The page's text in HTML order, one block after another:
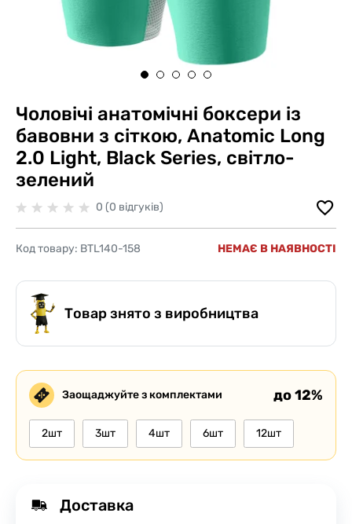
Чоловічі анатомічні боксери із
бавовни з сіткою, Anatomic Long
2.0 Light, Black Series, світло-
зелений
0 (0 відгуків)
Код товару: BTL140-158 НЕМАЄ В НАЯВНОСТІ
Товар знято з виробництва
Заощаджуйте з комплектами до 12%
2шт 3шт 4шт 6шт 12шт
Доставка